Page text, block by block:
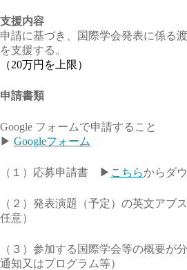
支援内容
申請に基づき、国際学会発表に係る
を支援する。
（20万円を上限）
申請書類
Google フォームで申請すること
▶ Googleフォーム
（１）応募申請書 ▶ こちらからダ
（２）発表演題（予定）の英文アブ
任意）
（３）参加する国際学会等の概要が
通知又はプログラム等）